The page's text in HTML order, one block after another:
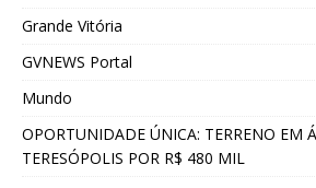
Grande Vitória
GVNEWS Portal
Mundo
OPORTUNIDADE ÚNICA: TERRENO EM
TERESÓPOLIS POR R$ 480 MIL